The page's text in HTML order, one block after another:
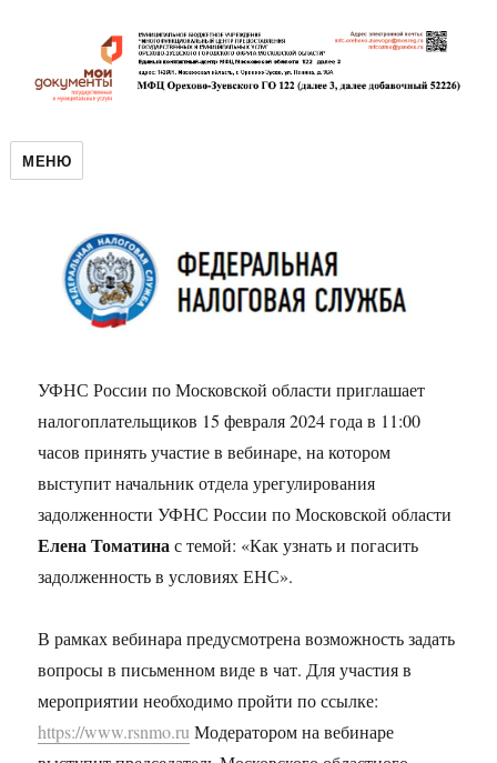
МЕНЮ
УФНС России по Московской области приглашает
налогоплательщиков 15 февраля 2024 года в 11:00
часов принять участие в вебинаре, на котором
выступит начальник отдела урегулирования
задолженности УФНС России по Московской области
Елена Томатинас темой: «Как узнать и погасить
задолженность в условиях ЕНС».
В рамках вебинара предусмотрена возможность задать
вопросы в письменном виде в чат. Для участия в
мероприятии необходимо пройти по ссылке:
https://www.rsnmo.ru Модератором на вебинаре